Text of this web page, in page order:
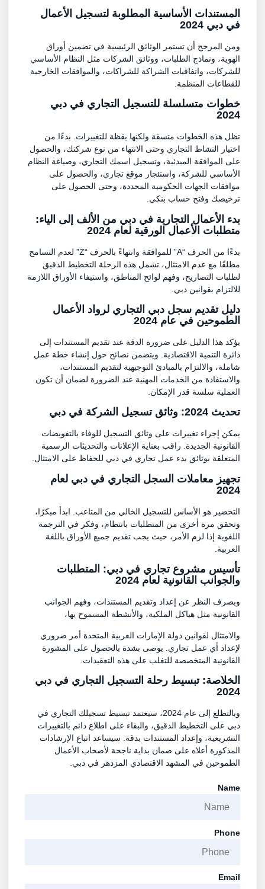
المستندات الأساسية المطلوبة لتسجيل الأعمال
في دبي 2024
ومن المرجح أن تستمر الوثائق الرئيسية في تضمين أوراق
الهوية، ونماذج الطلبات، ووثائق الشركات مثل النظام الأساسي
للشركات، واتفاقيات الشراكة للشراكات، والموافقات الخارجية
للقطاعات المنظمة.
خطوات متسلسلة للتسجيل التجاري في دبي
2024
تظل هذه الخطوات متسقة ولكنها يقظة للتغييرات. بدءًا من
اختيار النشاط التجاري وحتى الانتهاء من نوع شركتك، والحصول
على الموافقة المبدئية، وتسجيل اسمك التجاري، وصياغة النظام
الأساسي للشركة، واستئجار موقع تجاري، والحصول على
موافقات الجهات الحكومية المحددة، وحتى الحصول على
ترخيصك وفتح حساب بنكي.
بدء الأعمال التجارية في دبي من الألف إلى الياء:
متطلبات الأعمال الورقية لعام 2024
بدءًا من الحرف “A” للموافقة وانتهاءً بالحرف “Z” لعدم التسامح
مطلقًا مع عدم الامتثال، تشمل هذه الرحلة التخطيط الدقيق
لطلبات التصاريح، وفهم لوائح المناطق، واستيفاء الأوراق اللازمة
للالتزام بقوانين دبي.
دليل تقديم سجل دبي التجاري لرواد الأعمال
الطموحين في عام 2024
يؤكد هذا الدليل على ضرورة الدقة عند تقديم المستندات إلى
دائرة التنمية الاقتصادية. ويتضمن نصائح حول إنشاء خطة عمل
شاملة، والالتزام بالمبادئ التوجيهية لتقديم المستندات،
والاستفادة من الخدمات المهنية عند الضرورة لضمان أن تكون
العملية سلسة قدر الإمكان.
تحديث 2024: وثائق تسجيل الشركة في دبي
يمكن إجراء تغييرات على وثائق التسجيل للوفاء بالتفويضات
القانونية الجديدة. راقب بعناية الإعلانات والتحديثات الرسمية
المتعلقة بوثائق بدء عمل تجاري في دبي للحفاظ على الامتثال.
تجهيز معاملات السجل التجاري في دبي لعام
2024
التحضير هو الأساس للتسجيل الخالي من المتاعب. ابدأ مبكرًا،
وتحقق مرة أخرى من المتطلبات بانتظام، وفكر في الترجمة
اللغوية إذا لزم الأمر، حيث يجب تقديم جميع الأوراق باللغة
العربية.
تأسيس مشروع تجاري في دبي: المتطلبات
والجوانب القانونية لعام 2024
وبصرف النظر عن إعداد وتقديم المستندات، وفهم الجوانب
القانونية مثل هياكل الملكية، والأنشطة المسموح بها،
والامتثال لقوانين دولة الإمارات العربية المتحدة أمر ضروري
لإعداد أي عمل تجاري. يوصى بشدة بالحصول على المشورة
القانونية المتخصصة للتغلب على هذه التعقيدات.
الخلاصة: تبسيط رحلة التسجيل التجاري في دبي
2024
وبالتطلع إلى عام 2024، سيعتمد تبسيط تسجيلك التجاري في
دبي على التخطيط الدقيق، والبقاء على اطلاع دائم بالتغييرات
التشريعية، وإعداد المستندات بدقة. سيساعد اتباع الإرشادات
المذكورة أعلاه على ضمان بداية ناجحة لأصحاب الأعمال
الطموحين في المشهد الاقتصادي المزدهر في دبي.
Name
Phone
Email